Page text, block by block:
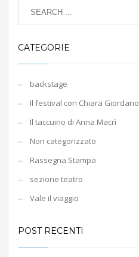
CATEGORIE
backstage
Il festival con Chiara Giordano
Il taccuino di Anna Macrì
Non categorizzato
Rassegna Stampa
sezione teatro
Vale il viaggio
POST RECENTI